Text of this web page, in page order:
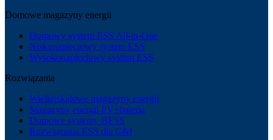
Domowe magazyny energii
Domowy system ESS All-in-One
Niskonapięciowy system ESS
Wysokonapięciowy system ESS
Rozwiązania
Wielkoskalowe magazyny energii
Magazyny energii PV+bateria
Domowe systemy BESS
Rozwiązania ESS dla C&I